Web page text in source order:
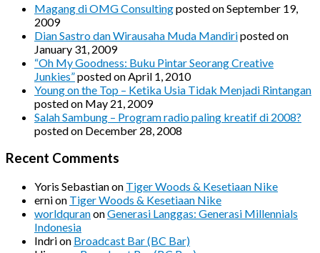
Magang di OMG Consultingposted on September 19,
2009
Dian Sastro dan Wirausaha Muda Mandiriposted on
January 31, 2009
“Oh My Goodness: Buku Pintar Seorang Creative
Junkies”posted on April 1, 2010
Young on the Top – Ketika Usia Tidak Menjadi Rintangan
posted on May 21, 2009
Salah Sambung – Program radio paling kreatif di 2008?
posted on December 28, 2008
Recent Comments
Yoris Sebastianon Tiger Woods & Kesetiaan Nike
ernion Tiger Woods & Kesetiaan Nike
worldquranonGenerasi Langgas: Generasi Millennials
Indonesia
Indrion Broadcast Bar (BC Bar)